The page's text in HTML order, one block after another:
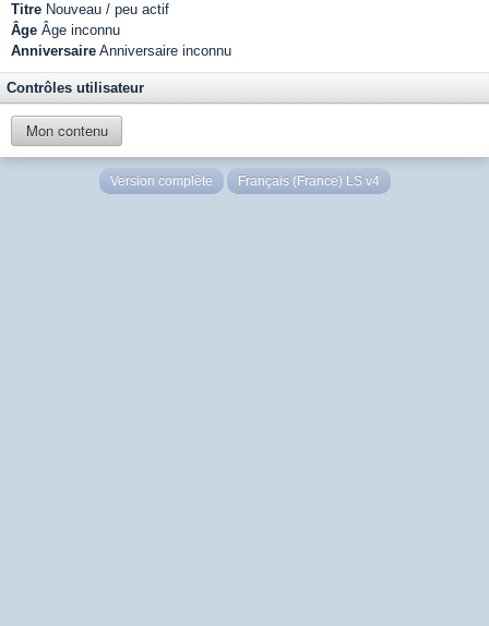
Titre Nouveau / peu actif
Âge Âge inconnu
Anniversaire Anniversaire inconnu
Contrôles utilisateur
Mon contenu
Version complète Français (France) LS v4